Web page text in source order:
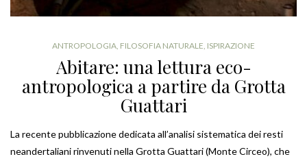
ANTROPOLOGIA FILOSOFIA NATURALE ISPIRAZIONE
Abitare: una lettura eco-
antropologica a partire da Grotta
Guattari
La recente pubblicazione dedicata all’analisi sistematica dei resti
neandertaliani rinvenuti nella Grotta Guattari (Monte Circeo), che